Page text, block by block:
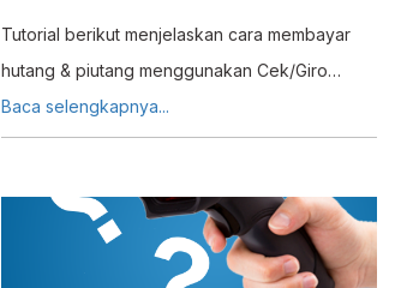
Tutorial berikut menjelaskan cara membayar
hutang & piutang menggunakan Cek/Giro
mundur
Baca selengkapnya...